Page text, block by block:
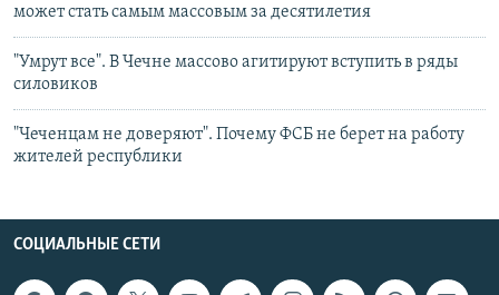
может стать самым массовым за десятилетия
"Умрут все". В Чечне массово агитируют вступить в ряды
силовиков
"Чеченцам не доверяют". Почему ФСБ не берет на работу
жителей республики
СОЦИАЛЬНЫЕ СЕТИ